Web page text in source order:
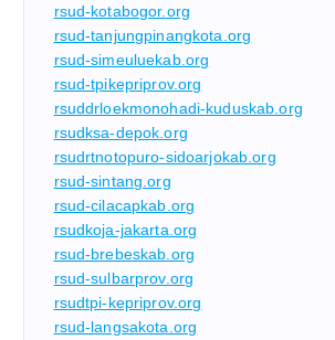
rsud-kotabogor.org
rsud-tanjungpinangkota.org
rsud-simeuluekab.org
rsud-tpikepriprov.org
rsuddrloekmonohadi-kuduskab.org
rsudksa-depok.org
rsudrtnotopuro-sidoarjokab.org
rsud-sintang.org
rsud-cilacapkab.org
rsudkoja-jakarta.org
rsud-brebeskab.org
rsud-sulbarprov.org
rsudtpi-kepriprov.org
rsud-langsakota.org